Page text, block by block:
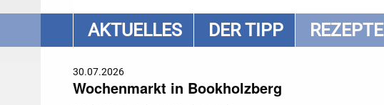
AKTUELLES DER TIPP REZEPTE
30.07.2026
Wochenmarkt in Bookholzberg